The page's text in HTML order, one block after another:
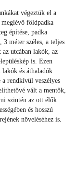
végeztük el a
földpadka
építése, padka
3 méter széles, a teljes
utcában lakók, az
is. Ezen
és áthaladók
rendkívül veszélyes
vált a mentők,
szintén az ott élők
és hosszú
növeléséhez is.